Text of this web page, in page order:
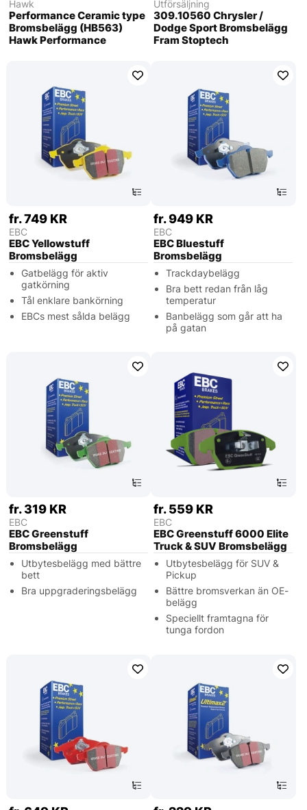
Hawk
Performance Ceramic type
Bromsbelägg (HB563)
Hawk Performance
Utförsäljning
309.10560 Chrysler /
Dodge Sport Bromsbelägg
Fram Stoptech
fr. 749 KR
EBC
EBC Yellowstuff
Bromsbelägg
Gatbelägg för aktiv
gatkörning
Tål enklare bankörning
EBCs mest sålda belägg
fr. 949 KR
EBC
EBC Bluestuff
Bromsbelägg
Trackdaybelägg
Bra bett redan från låg
temperatur
Banbelägg som går att ha
på gatan
fr. 319 KR
EBC
EBC Greenstuff
Bromsbelägg
Utbytesbelägg med bättre
bett
Bra uppgraderingsbelägg
fr. 559 KR
EBC
EBC Greenstuff 6000 Elite
Truck & SUV Bromsbelägg
Utbytesbelägg för SUV &
Pickup
Bättre bromsverkan än OE-
belägg
Speciellt framtagna för
tunga fordon